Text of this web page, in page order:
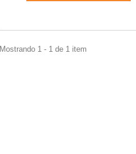
Mostrando 1 - 1 de 1 item